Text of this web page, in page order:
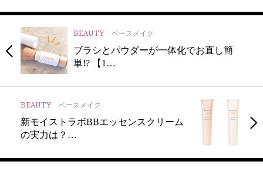
BEAUTY ベースメイク
ブラシとパウダーが一体化でお直し簡
単!? 【1…
BEAUTY ベースメイク
新モイストラボBBエッセンスクリーム
の実力は？…